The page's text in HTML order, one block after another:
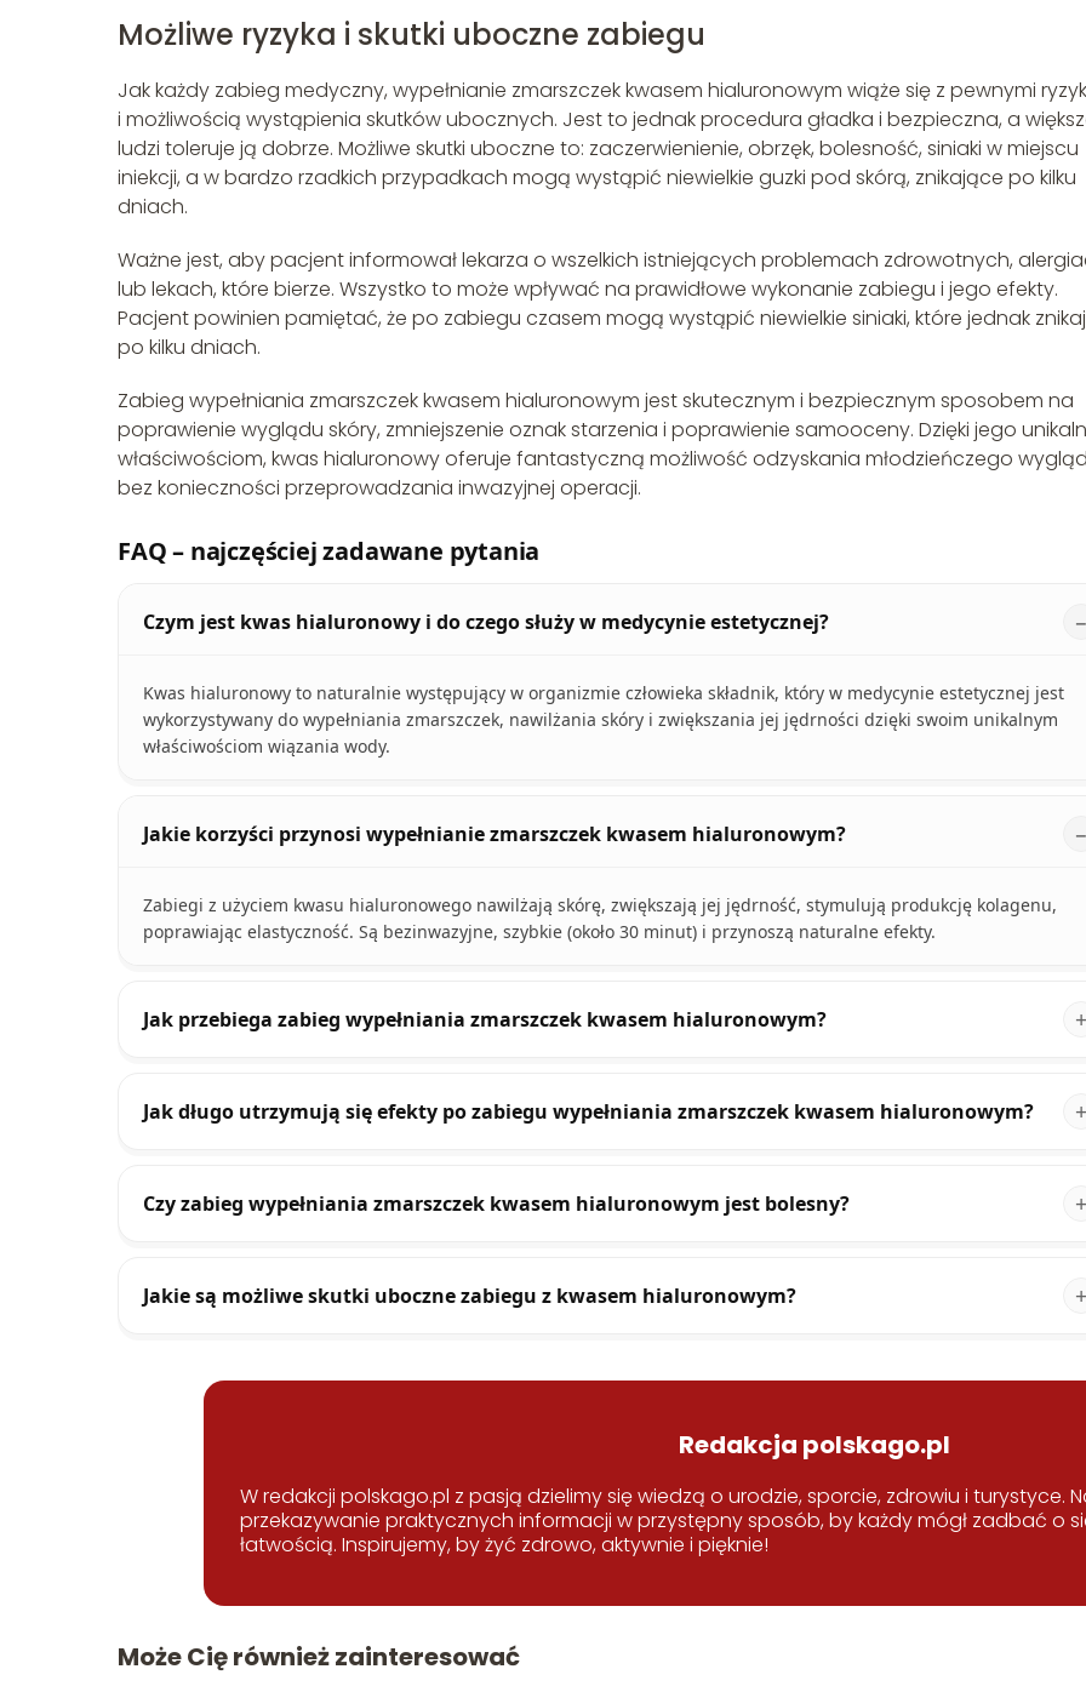
Możliwe ryzyka i skutki uboczne zabiegu
Jak każdy zabieg medyczny, wypełnianie zmarszczek kwasem hialuronowym wiąże się z pewnymi
i możliwością wystąpienia skutków ubocznych. Jest to jednak procedura gładka i bezpieczna, a
ludzi toleruje ją dobrze. Możliwe skutki uboczne to: zaczerwienienie, obrzęk, bolesność, siniaki w miejscu
iniekcji, a w bardzo rzadkich przypadkach mogą wystąpić niewielkie guzki pod skórą, znikające po kilku
dniach.
Ważne jest, aby pacjent informował lekarza o wszelkich istniejących problemach zdrowotnych,
lub lekach, które bierze. Wszystko to może wpływać na prawidłowe wykonanie zabiegu i jego efekty.
Pacjent powinien pamiętać, że po zabiegu czasem mogą wystąpić niewielkie siniaki, które jednak
po kilku dniach.
Zabieg wypełniania zmarszczek kwasem hialuronowym jest skutecznym i bezpiecznym sposobem na
poprawienie wyglądu skóry, zmniejszenie oznak starzenia i poprawienie samooceny. Dzięki jego
właściwościom, kwas hialuronowy oferuje fantastyczną możliwość odzyskania młodzieńczego
bez konieczności przeprowadzania inwazyjnej operacji.
FAQ – najczęściej zadawane pytania
Czym jest kwas hialuronowy i do czego służy w medycynie estetycznej?
Kwas hialuronowy to naturalnie występujący w organizmie człowieka składnik, który w medycynie estetycznej jest
wykorzystywany do wypełniania zmarszczek, nawilżania skóry i zwiększania jej jędrności dzięki swoim unikalnym
właściwościom wiązania wody.
Jakie korzyści przynosi wypełnianie zmarszczek kwasem hialuronowym?
Zabiegi z użyciem kwasu hialuronowego nawilżają skórę, zwiększają jej jędrność, stymulują produkcję kolagenu,
poprawiając elastyczność. Są bezinwazyjne, szybkie (około 30 minut) i przynoszą naturalne efekty.
Jak przebiega zabieg wypełniania zmarszczek kwasem hialuronowym?
Jak długo utrzymują się efekty po zabiegu wypełniania zmarszczek kwasem hialuronowym?
Czy zabieg wypełniania zmarszczek kwasem hialuronowym jest bolesny?
Jakie są możliwe skutki uboczne zabiegu z kwasem hialuronowym?
Redakcja polskago.pl
W redakcji polskago.pl z pasją dzielimy się wiedzą o urodzie, sporcie, zdrowiu i turystyce.
przekazywanie praktycznych informacji w przystępny sposób, by każdy mógł zadbać o
łatwością. Inspirujemy, by żyć zdrowo, aktywnie i pięknie!
Może Cię również zainteresować